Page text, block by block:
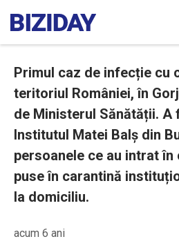
Primul caz de infecție cu
teritoriul României, în
de Ministerul Sănătății. A
Institutul Matei Balș din
persoanele ce au intrat
puse în carantină
la domiciliu.
acum 6 ani